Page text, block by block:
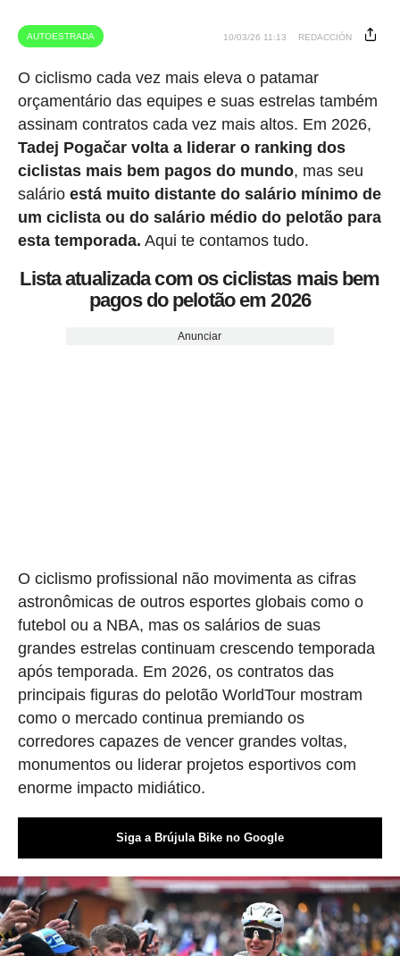
AUTOESTRADA 10/03/26 11:13 REDACCIÓN
O ciclismo cada vez mais eleva o patamar
orçamentário das equipes e suas estrelas também
assinam contratos cada vez mais altos. Em 2026,
Tadej Pogačar volta a liderar o ranking dos
ciclistas mais bem pagos do mundo, mas seu
salário está muito distante do salário mínimo de
um ciclista ou do salário médio do pelotão para
esta temporada. Aqui te contamos tudo.
Lista atualizada com os ciclistas mais bem
pagos do pelotão em 2026
Anunciar
O ciclismo profissional não movimenta as cifras
astronômicas de outros esportes globais como o
futebol ou a NBA, mas os salários de suas
grandes estrelas continuam crescendo temporada
após temporada. Em 2026, os contratos das
principais figuras do pelotão WorldTour mostram
como o mercado continua premiando os
corredores capazes de vencer grandes voltas,
monumentos ou liderar projetos esportivos com
enorme impacto midiático.
Siga a Brújula Bike no Google